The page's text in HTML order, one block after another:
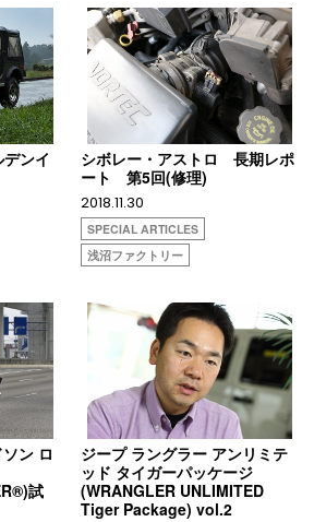
ンイ
シボレー・アストロ 長期レポ
ート 第5回(修理)
2018.11.30
SPECIAL ARTICLES
浅沼ファクトリー
ン ロ
試
ジープ ラングラー アンリミテ
ッド タイガーパッケージ
(WRANGLER UNLIMITED
Tiger Package) vol.2